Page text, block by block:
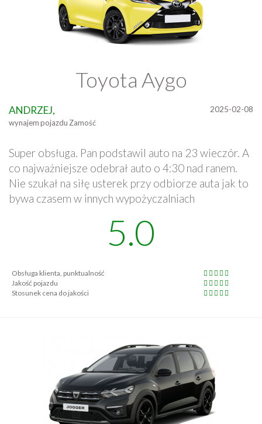
Toyota Aygo
2025-02-08
ANDRZEJ,
wynajem pojazdu Zamość
Super obsługa. Pan podstawil auto na 23 wieczór. A
co najważniejsze odebrał auto o 4:30 nad ranem.
Nie szukał na siłę usterek przy odbiorze auta jak to
bywa czasem w innych wypożyczalniach
5.0
Obsługa klienta, punktualność
Jakość pojazdu
Stosunek cena do jakości